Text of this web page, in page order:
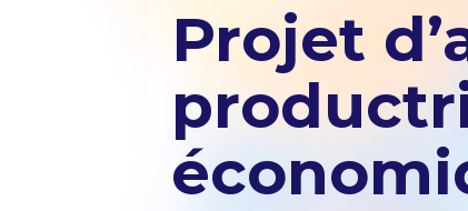
Projet